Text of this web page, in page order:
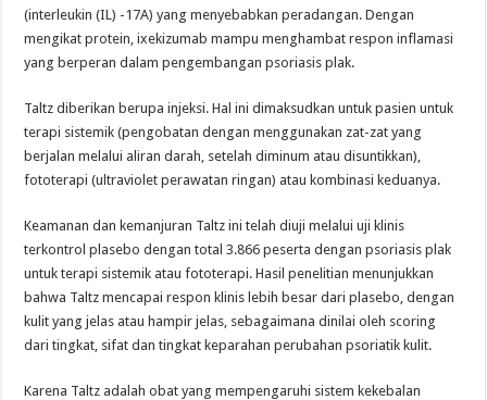
(interleukin (IL) -17A) yang menyebabkan peradangan. Dengan
mengikat protein, ixekizumab mampu menghambat respon inflamasi
yang berperan dalam pengembangan psoriasis plak.
Taltz diberikan berupa injeksi. Hal ini dimaksudkan untuk pasien untuk
terapi sistemik (pengobatan dengan menggunakan zat-zat yang
berjalan melalui aliran darah, setelah diminum atau disuntikkan),
fototerapi (ultraviolet perawatan ringan) atau kombinasi keduanya.
Keamanan dan kemanjuran Taltz ini telah diuji melalui uji klinis
terkontrol plasebo dengan total 3.866 peserta dengan psoriasis plak
untuk terapi sistemik atau fototerapi. Hasil penelitian menunjukkan
bahwa Taltz mencapai respon klinis lebih besar dari plasebo, dengan
kulit yang jelas atau hampir jelas, sebagaimana dinilai oleh scoring
dari tingkat, sifat dan tingkat keparahan perubahan psoriatik kulit.
Karena Taltz adalah obat yang mempengaruhi sistem kekebalan